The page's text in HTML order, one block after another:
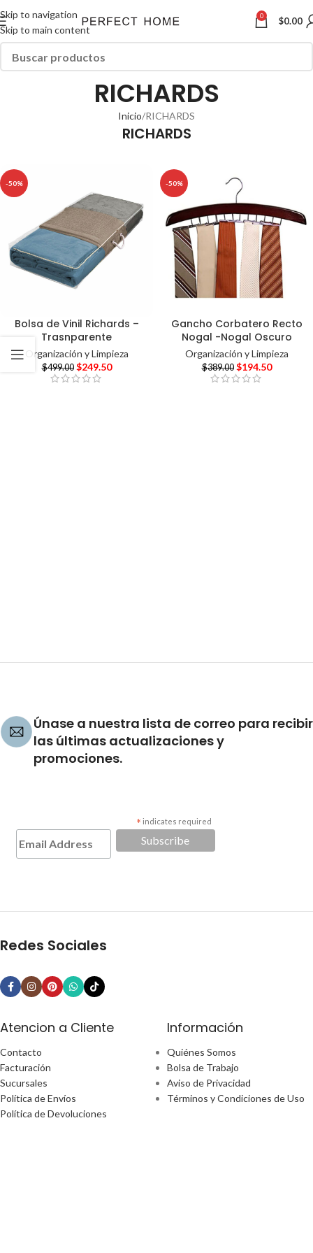
Skip to navigation
Skip to main content
0 $0.00
RICHARDS
Inicio RICHARDS
RICHARDS
-50%
Bolsa de Vinil Richards –
Trasnparente
Organización y Limpieza
$499.00 $249.50
-50%
Gancho Corbatero Recto
Nogal -Nogal Oscuro
Organización y Limpieza
$389.00 $194.50
Únase a nuestra lista de correo para recibir
las últimas actualizaciones y
promociones.
* indicates required
Redes Sociales
Atencion a Cliente
Contacto
Facturación
Sucursales
Política de Envíos
Política de Devoluciones
Información
Quiénes Somos
Bolsa de Trabajo
Aviso de Privacidad
Términos y Condiciones de Uso